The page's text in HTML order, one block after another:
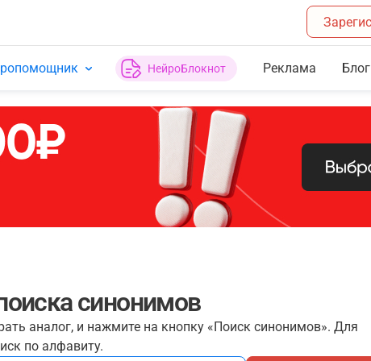
НейроБлокнот Реклама Блог
синонимов
аналог, и нажмите на кнопку «Поиск синонимов». Для
по алфавиту.